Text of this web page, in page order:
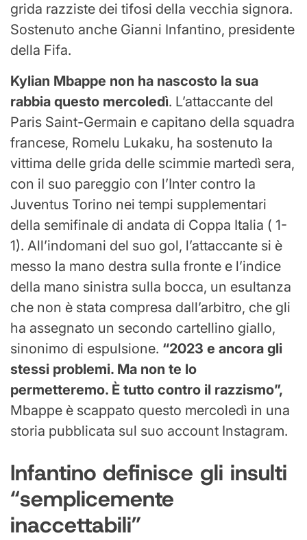
grida razziste dei tifosi della vecchia signora.
Sostenuto anche Gianni Infantino, presidente
della Fifa.
Kylian Mbappe non ha nascosto la sua
rabbia questo mercoledì. L’attaccante del
Paris Saint-Germain e capitano della squadra
francese, Romelu Lukaku, ha sostenuto la
vittima delle grida delle scimmie martedì sera,
con il suo pareggio con l’Inter contro la
Juventus Torino nei tempi supplementari
della semifinale di andata di Coppa Italia ( 1-
1). All’indomani del suo gol, l’attaccante si è
messo la mano destra sulla fronte e l’indice
della mano sinistra sulla bocca, un esultanza
che non è stata compresa dall’arbitro, che gli
ha assegnato un secondo cartellino giallo,
sinonimo di espulsione. “2023 e ancora gli
stessi problemi. Ma non te lo
permetteremo. È tutto contro il razzismo”,
Mbappe è scappato questo mercoledì in una
storia pubblicata sul suo account Instagram.
Infantino definisce gli insulti
“semplicemente
inaccettabili”